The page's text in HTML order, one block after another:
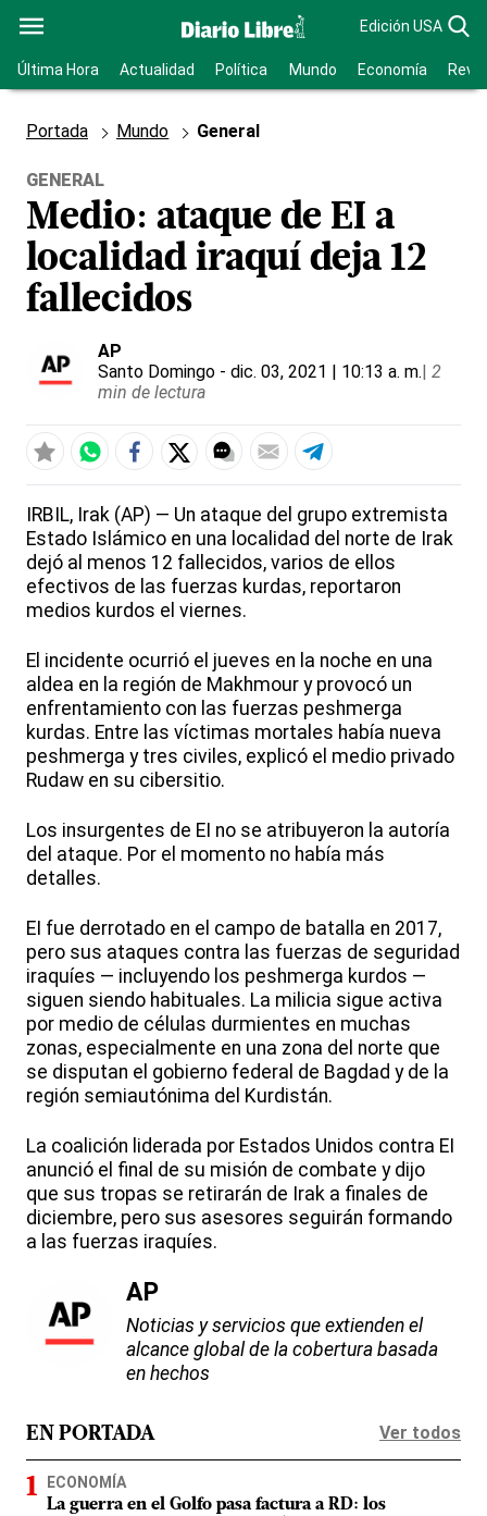
Edición USA
Última Hora Actualidad Política Mundo Economía
Portada Mundo General
GENERAL
Medio: ataque de EI a
localidad iraquí deja 12
fallecidos
AP
Santo Domingo - dic. 03, 2021 | 10:13 a. m.| 2
min de lectura
IRBIL, Irak (AP) — Un ataque del grupo extremista
Estado Islámico en una localidad del norte de Irak
dejó al menos 12 fallecidos, varios de ellos
efectivos de las fuerzas kurdas, reportaron
medios kurdos el viernes.
El incidente ocurrió el jueves en la noche en una
aldea en la región de Makhmour y provocó un
enfrentamiento con las fuerzas peshmerga
kurdas. Entre las víctimas mortales había nueva
peshmerga y tres civiles, explicó el medio privado
Rudaw en su cibersitio.
Los insurgentes de EI no se atribuyeron la autoría
del ataque. Por el momento no había más
detalles.
EI fue derrotado en el campo de batalla en 2017,
pero sus ataques contra las fuerzas de seguridad
iraquíes — incluyendo los peshmerga kurdos —
siguen siendo habituales. La milicia sigue activa
por medio de células durmientes en muchas
zonas, especialmente en una zona del norte que
se disputan el gobierno federal de Bagdad y de la
región semiautónima del Kurdistán.
La coalición liderada por Estados Unidos contra EI
anunció el final de su misión de combate y dijo
que sus tropas se retirarán de Irak a finales de
diciembre, pero sus asesores seguirán formando
a las fuerzas iraquíes.
AP
Noticias y servicios que extienden el
alcance global de la cobertura basada
en hechos
EN PORTADA Ver todos
ECONOMÍA
La guerra en el Golfo pasa factura a RD: los